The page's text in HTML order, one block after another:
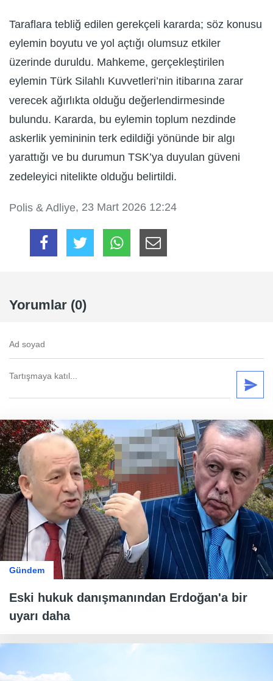
Taraflara tebliğ edilen gerekçeli kararda; söz konusu
eylemin boyutu ve yol açtığı olumsuz etkiler
üzerinde duruldu. Mahkeme, gerçekleştirilen
eylemin Türk Silahlı Kuvvetleri’nin itibarına zarar
verecek ağırlıkta olduğu değerlendirmesinde
bulundu. Kararda, bu eylemin toplum nezdinde
askerlik yemininin terk edildiği yönünde bir algı
yarattığı ve bu durumun TSK’ya duyulan güveni
zedeleyici nitelikte olduğu belirtildi.
Polis & Adliye, 23 Mart 2026 12:24
Yorumlar (0)
Gündem
Eski hukuk danışmanından Erdoğan'a bir
uyarı daha